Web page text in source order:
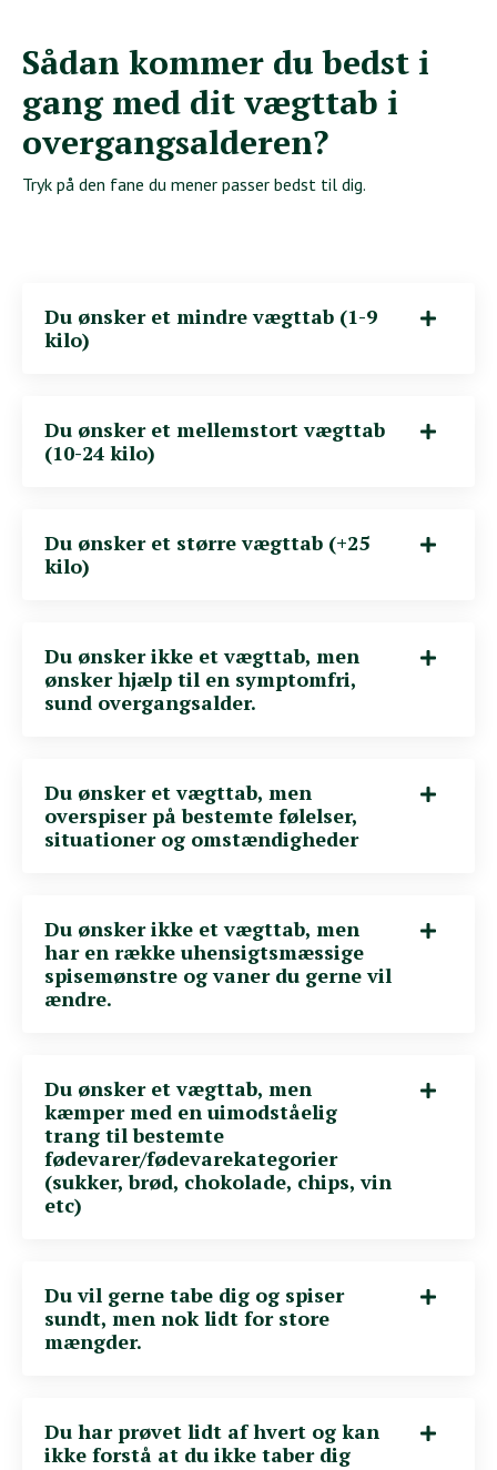
Sådan kommer du bedst i
gang med dit vægttab i
overgangsalderen?
Tryk på den fane du mener passer bedst til dig.
Du ønsker et mindre vægttab (1-9
kilo)
Du ønsker et mellemstort vægttab
(10-24 kilo)
Du ønsker et større vægttab (+25
kilo)
Du ønsker ikke et vægttab, men
ønsker hjælp til en symptomfri,
sund overgangsalder.
Du ønsker et vægttab, men
overspiser på bestemte følelser,
situationer og omstændigheder
Du ønsker ikke et vægttab, men
har en række uhensigtsmæssige
spisemønstre og vaner du gerne vil
ændre.
Du ønsker et vægttab, men
kæmper med en uimodståelig
trang til bestemte
fødevarer/fødevarekategorier
(sukker, brød, chokolade, chips, vin
etc)
Du vil gerne tabe dig og spiser
sundt, men nok lidt for store
mængder.
Du har prøvet lidt af hvert og kan
ikke forstå at du ikke taber dig